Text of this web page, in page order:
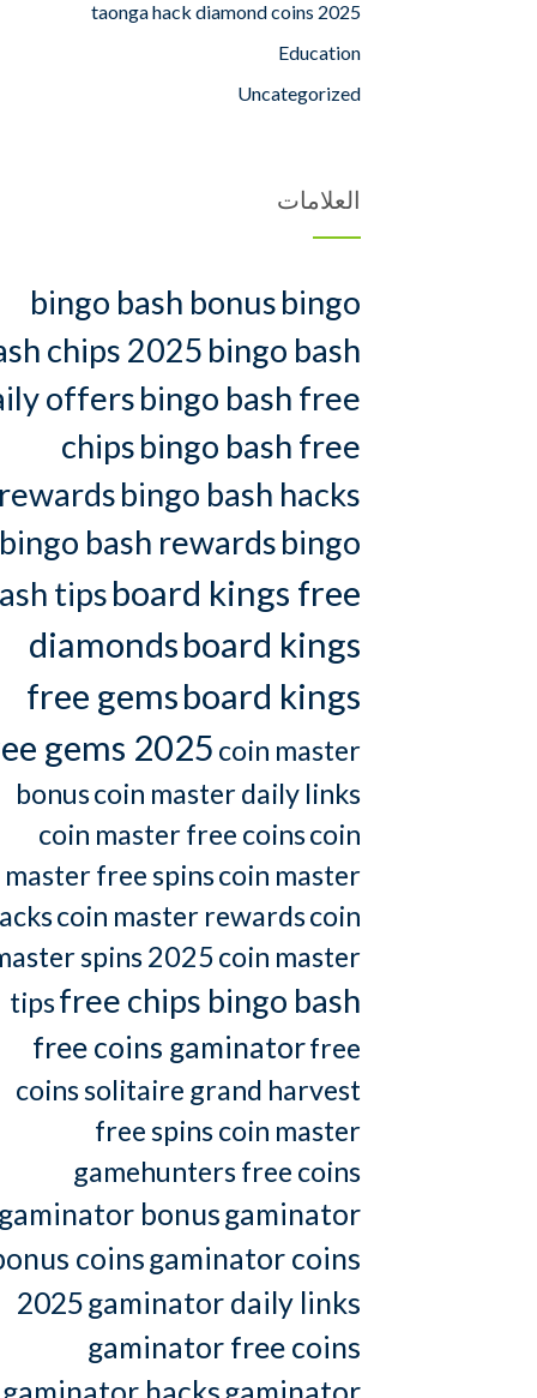
taonga hack diamond coins 2025
Education
Uncategorized
العلامات
bingo bash bonusbingo
chips 2025 bingo bash
offersbingo bash free
chipsbingo bash free
bingo bash hacks
bingo bash rewardsbingo
tipsboard kings free
diamondsboard kings
free gemsboard kings
gems 2025 coin master
bonuscoin master daily links
coin master free coinscoin
master free spinscoin master
coin master rewardscoin
spins 2025coin master
tipsfree chips bingo bash
free coins gaminatorfree
coins solitaire grand harvest
free spins coin master
gamehunters free coins
bonusgaminator
coinsgaminator coins
2025gaminator daily links
gaminator free coins